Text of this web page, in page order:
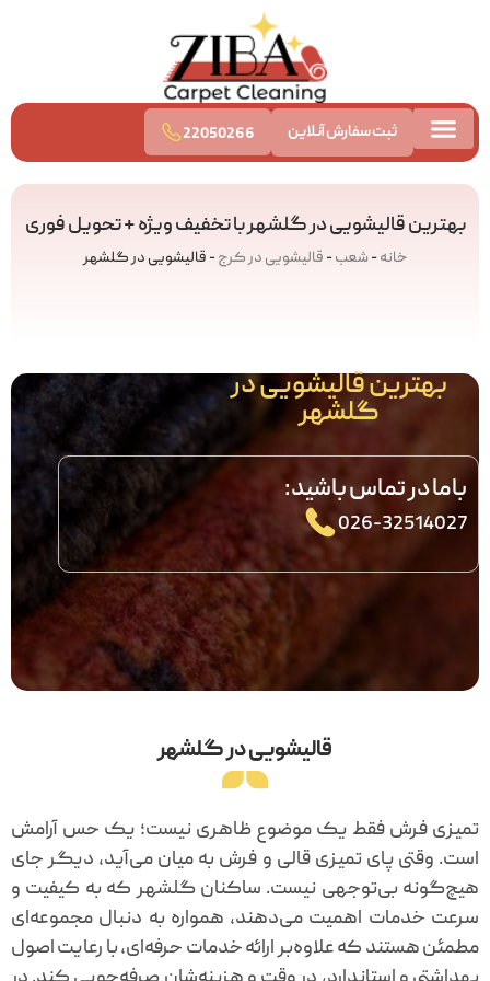
ثبت سفارش آنلاین 22050266
بهترین قالیشویی در گلشهر با تخفیف ویژه + تحویل فوری
خانه-شعب- قالیشویی در کرج- قالیشویی در گلشهر
بهترین قالیشویی در
گلشهر
026-32514027
باما در تماس باشید:
قالیشویی در گلشهر
تمیزی فرش فقط یک موضوع ظاهری نیست؛ یک حس آرامش
است. وقتی پای تمیزی قالی و فرش به میان می‌آید، دیگر جای
هیچ‌گونه بی‌توجهی نیست. ساکنان گلشهر که به کیفیت و
سرعت خدمات اهمیت می‌دهند، همواره به دنبال مجموعه‌ای
مطمئن هستند که علاوه‌بر ارائه خدمات حرفه‌ای، با رعایت اصول